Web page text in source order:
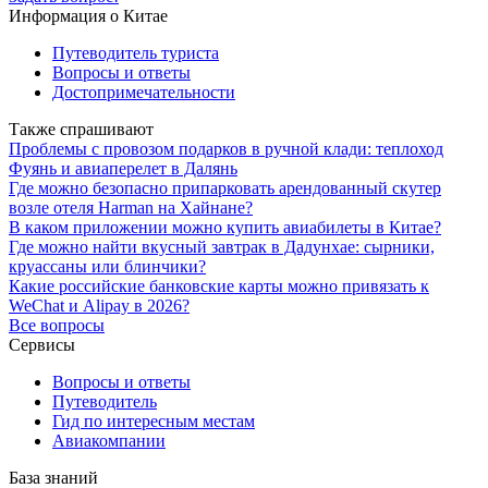
Информация о Китае
Путеводитель туриста
Вопросы и ответы
Достопримечательности
Также спрашивают
Проблемы с провозом подарков в ручной клади: теплоход
Фуянь и авиаперелет в Далянь
Где можно безопасно припарковать арендованный скутер
возле отеля Harman на Хайнане?
В каком приложении можно купить авиабилеты в Китае?
Где можно найти вкусный завтрак в Дадунхае: сырники,
круассаны или блинчики?
Какие российские банковские карты можно привязать к
WeChat и Alipay в 2026?
Все вопросы
Сервисы
Вопросы и ответы
Путеводитель
Гид по интересным местам
Авиакомпании
База знаний